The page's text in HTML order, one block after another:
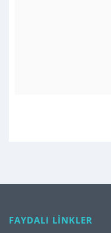
FAYDALI LİNKLER